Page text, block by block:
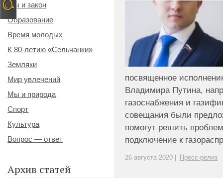
посвященное
Владимира Путина,
газоснабжения и
совещания были
помогут решить
подключение к
26 августа 2020 | Пресс-релиз
Мы и закон
Образование
Время молодых
К 80-летию «Сельчанки»
Земляки
Мир увлечений
Мы и природа
Спорт
Культура
Вопрос — ответ
Архив статей